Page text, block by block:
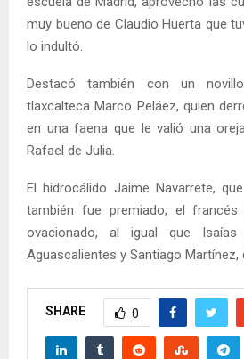
muy bueno de Claudio Huerta que
lo indultó.
Destacó también con un
tlaxcalteca Marco Peláez, quien
en una faena que le valió una
Rafael de Julia.
El hidrocálido Jaime Navarrete,
también fue premiado; el
ovacionado, al igual que
Aguascalientes y Santiago Martínez,
SHARE 0